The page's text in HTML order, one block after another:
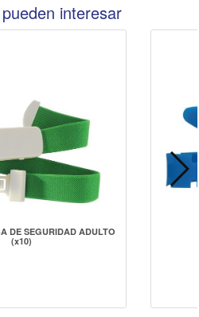
interesar
DE SEGURIDAD ADULTO
(x10)